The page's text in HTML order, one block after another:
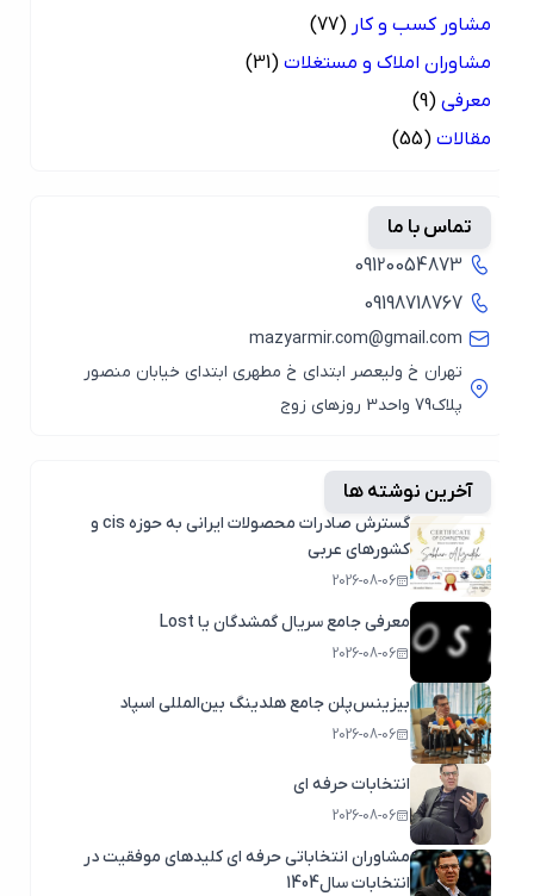
مشاور کسب و کار (77)
مشاوران املاک و مستغلات (31)
معرفی (9)
مقالات (55)
تماس با ما
09120054873
09198718767
mazyarmir.com@gmail.com
تهران خ ولیعصر ابتدای خ مطهری ابتدای خیابان منصور
پلاک79 واحد3 روزهای زوج
آخرین نوشته ها
گسترش صادرات محصولات ایرانی به حوزه cis و
کشورهای عربی
2026-08-06
معرفی جامع سریال گمشدگان یا Lost
2026-08-06
بیزینس‌پلن جامع هلدینگ بین‌المللی اسپاد
2026-08-06
انتخابات حرفه ای
2026-08-06
مشاوران انتخاباتی حرفه ای کلیدهای موفقیت در
انتخابات سال1404